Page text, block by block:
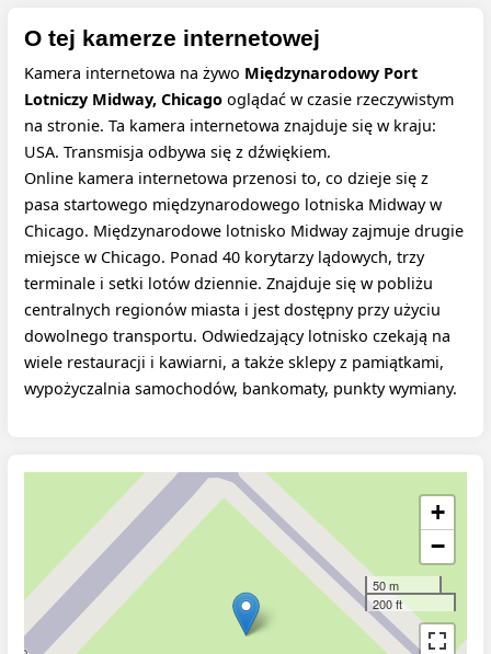
O tej kamerze internetowej
Kamera internetowa na żywo Międzynarodowy Port
Lotniczy Midway, Chicago oglądać w czasie rzeczywistym
na stronie. Ta kamera internetowa znajduje się w kraju:
USA. Transmisja odbywa się z dźwiękiem.
Online kamera internetowa przenosi to, co dzieje się z
pasa startowego międzynarodowego lotniska Midway w
Chicago. Międzynarodowe lotnisko Midway zajmuje drugie
miejsce w Chicago. Ponad 40 korytarzy lądowych, trzy
terminale i setki lotów dziennie. Znajduje się w pobliżu
centralnych regionów miasta i jest dostępny przy użyciu
dowolnego transportu. Odwiedzający lotnisko czekają na
wiele restauracji i kawiarni, a także sklepy z pamiątkami,
wypożyczalnia samochodów, bankomaty, punkty wymiany.
+
−
50 m
200 ft